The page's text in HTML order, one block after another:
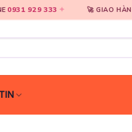
✦ 🚀 GIAO HÀNG TOÀNĐÀ